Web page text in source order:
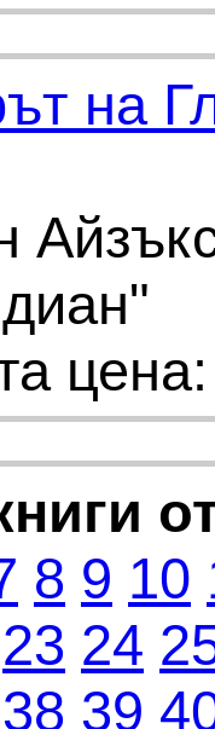
на
цена:
8 9 10
23 24
38 39